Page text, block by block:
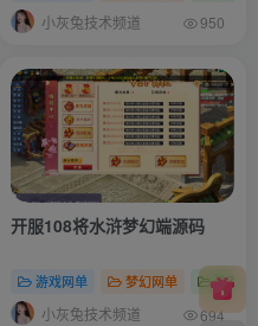
小灰兔技术频道 950
开服108将水浒梦幻端源码
游戏网单 梦幻网单 游戏分
小灰兔技术频道 694